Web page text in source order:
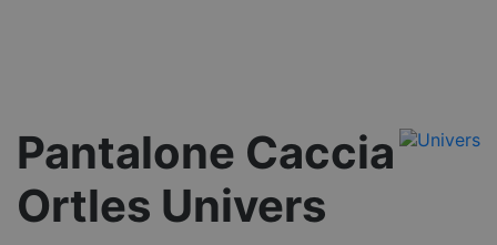
Pantalone Caccia
Ortles Univers